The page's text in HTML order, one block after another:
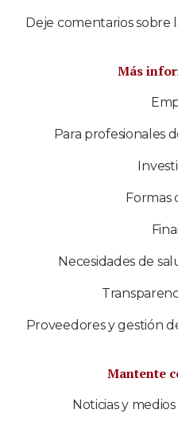
Deje comentarios sobre
Más
Para profesionales
Formas
Necesidades de
Proveedores y gestión
Mantente
Noticias y